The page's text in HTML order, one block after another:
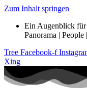
Zum Inhalt springen
Ein Augenblick
Panorama |
Tree Facebook-f
Xing